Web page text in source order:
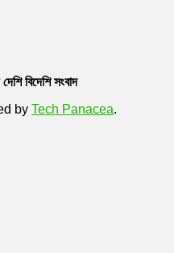
বিদেশি সংবাদ
by Tech Panacea.